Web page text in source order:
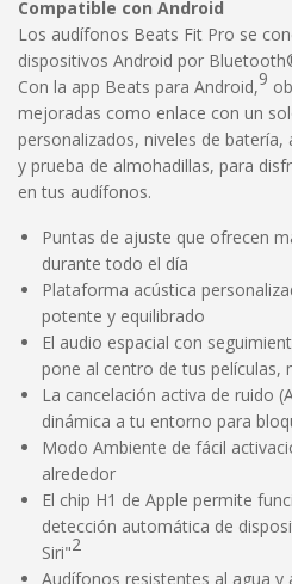
Compatible con Android
Los audífonos Beats Fit Pro se
dispositivos Android por
Con la app Beats para Android,9
mejoradas como enlace con un
personalizados, niveles de
y prueba de almohadillas, para
en tus audífonos.
Puntas de ajuste que ofrecen
durante todo el día
Plataforma acústica
potente y equilibrado
El audio espacial con
pone al centro de tus películas,
La cancelación activa de ruido
dinámica a tu entorno para
Modo Ambiente de fácil
alrededor
El chip H1 de Apple permite
detección automática de
Siri"2
Audífonos resistentes al agua y